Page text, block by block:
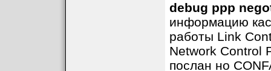
debug ppp
информацию
работы Link
Network Control
послан но